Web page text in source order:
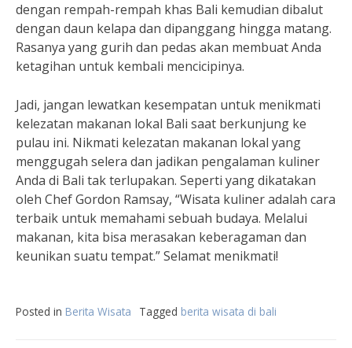
dengan rempah-rempah khas Bali kemudian dibalut
dengan daun kelapa dan dipanggang hingga matang.
Rasanya yang gurih dan pedas akan membuat Anda
ketagihan untuk kembali mencicipinya.
Jadi, jangan lewatkan kesempatan untuk menikmati
kelezatan makanan lokal Bali saat berkunjung ke
pulau ini. Nikmati kelezatan makanan lokal yang
menggugah selera dan jadikan pengalaman kuliner
Anda di Bali tak terlupakan. Seperti yang dikatakan
oleh Chef Gordon Ramsay, “Wisata kuliner adalah cara
terbaik untuk memahami sebuah budaya. Melalui
makanan, kita bisa merasakan keberagaman dan
keunikan suatu tempat.” Selamat menikmati!
Posted in Berita Wisata Tagged berita wisata di bali